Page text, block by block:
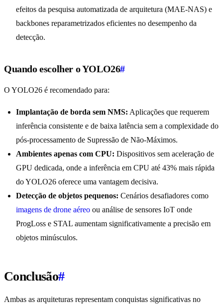
efeitos da pesquisa automatizada de arquitetura (MAE-NAS) e
backbones reparametrizados eficientes no desempenho da
detecção.
Quando escolher o YOLO26#
O YOLO26 é recomendado para:
Implantação de borda sem NMS: Aplicações que requerem
inferência consistente e de baixa latência sem a complexidade do
pós-processamento de Supressão de Não-Máximos.
Ambientes apenas com CPU: Dispositivos sem aceleração de
GPU dedicada, onde a inferência em CPU até 43% mais rápida
do YOLO26 oferece uma vantagem decisiva.
Detecção de objetos pequenos: Cenários desafiadores como
imagens de drone aéreo ou análise de sensores IoT onde
ProgLoss e STAL aumentam significativamente a precisão em
objetos minúsculos.
Conclusão#
Ambas as arquiteturas representam conquistas significativas no